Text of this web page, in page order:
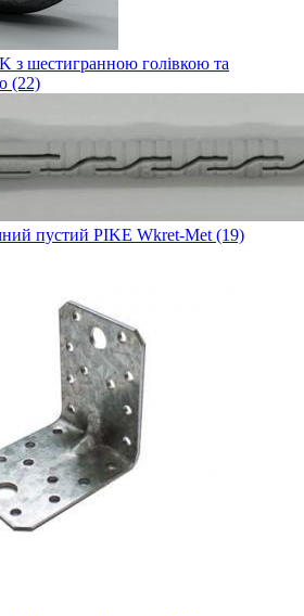
з шестигранною голівкою та
(22)
пустий PIKE Wkret-Met (19)